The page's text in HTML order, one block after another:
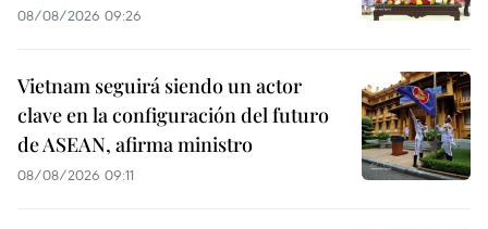
08/08/2026 09:26
Vietnam seguirá siendo un actor
clave en la configuración del futuro
de ASEAN, afirma ministro
08/08/2026 09:11